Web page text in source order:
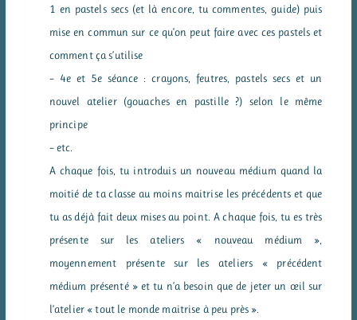
1 en pastels secs (et là encore, tu commentes, guide) puis
mise en commun sur ce qu’on peut faire avec ces pastels et
comment ça s’utilise
– 4e et 5e séance : crayons, feutres, pastels secs et un
nouvel atelier (gouaches en pastille ?) selon le même
principe
– etc.
A chaque fois, tu introduis un nouveau médium quand la
moitié de ta classe au moins maitrise les précédents et que
tu as déjà fait deux mises au point. A chaque fois, tu es très
présente sur les ateliers « nouveau médium »,
moyennement présente sur les ateliers « précédent
médium présenté » et tu n’a besoin que de jeter un œil sur
l’atelier « tout le monde maitrise à peu près ».